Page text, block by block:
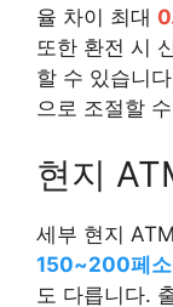
율 차이 최대
또한 환전 시
할 수 있습니
으로 조절할
현지
세부 현지
150~200페소
도 다릅니다.